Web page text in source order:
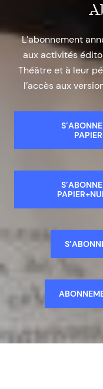
L’abonnement
aux activités
Théâtre et à leur
l’accès aux